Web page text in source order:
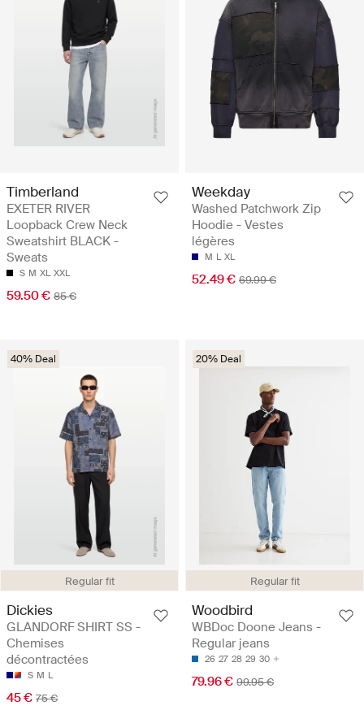
Timberland
EXETER RIVER
Loopback Crew Neck
Sweatshirt BLACK -
Sweats
S M XL XXL
59.50 € 85 €
Weekday
Washed Patchwork Zip
Hoodie - Vestes
légères
M L XL
52.49 € 69.99 €
Regular fit
40% Deal
Dickies
GLANDORF SHIRT SS -
Chemises
décontractées
S M L
45 € 75 €
Regular fit
20% Deal
Woodbird
WBDoc Doone Jeans -
Regular jeans
26 27 28 29 30
79.96 € 99.95 €